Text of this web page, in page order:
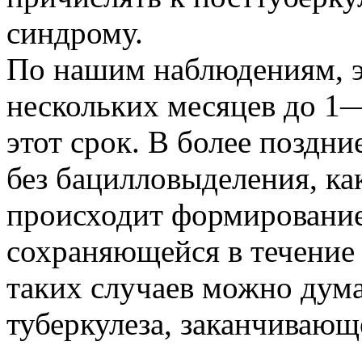
синдрому.
По нашим наблюдениям,
нескольких месяцев до
этот срок. В более
без бацилловыделения,
происходит
сохраняющейся в
таких случаев можно
туберкулеза,